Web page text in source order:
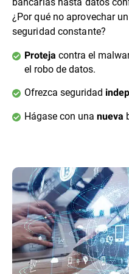
¿Por qué no aprovechar
seguridad constante?
Proteja contra el
el robo de datos.
Ofrezca seguridad
Hágase con una nueva